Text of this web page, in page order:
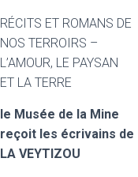
O
RÉCITS ET ROMANS DE
NOS TERROIRS –
L’AMOUR, LE PAYSAN
ET LA TERRE
le Musée de la Mine
reçoit les écrivains de
LA VEYTIZOU